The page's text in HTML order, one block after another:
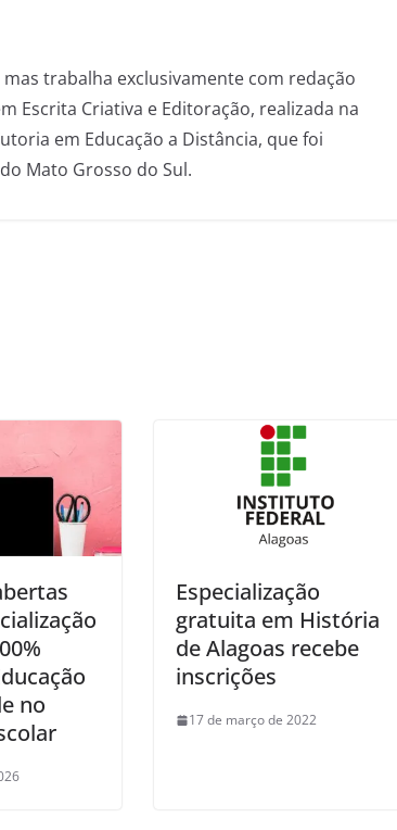
trabalha exclusivamente com redação
Escrita Criativa e Editoração, realizada na
em Educação a Distância, que foi
Mato Grosso do Sul.
no
Especialização
gratuita em História
de Alagoas recebe
inscrições
17 de março de 2022